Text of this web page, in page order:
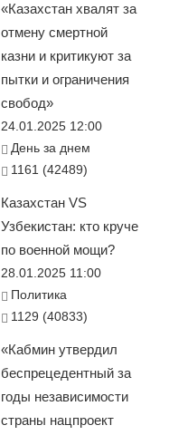
«Казахстан хвалят за
отмену смертной
казни и критикуют за
пытки и ограничения
свобод»
24.01.2025 12:00
День за днем
1161 (42489)
Казахстан VS
Узбекистан: кто круче
по военной мощи?
28.01.2025 11:00
Политика
1129 (40833)
«Кабмин утвердил
беспрецедентный за
годы независимости
страны нацпроект